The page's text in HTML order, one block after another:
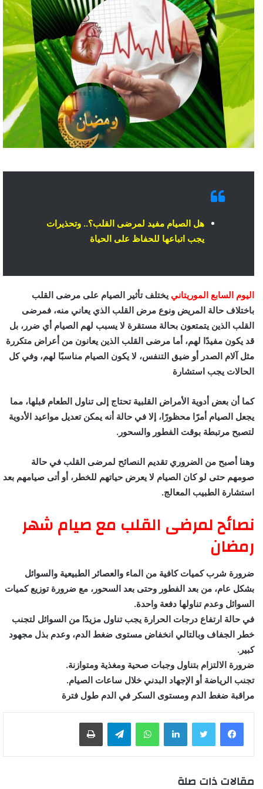
هل الصيام مفيد لمرضى القلب؟.. وتحذيرات
يجب اتباعها للحفاظ على الحياة
اليوم السابع الموريتاني يختلف تأثير الصيام على مرضى القلب
باختلاف حالة المريض ونوع مرض القلب الذي يعاني منه، فمرضى
القلب الذين يتمتعون بحالة مستقرة لا يسبب لهم الصيام أي ضرر، بل
قد يكون مفيدًا لهم، أما مرضى القلب الذين يعانون من أعراض متكررة
مثل آلام الصدر أو ضيق التنفس، لا يكون الصيام مناسبًا لهم، وفي كل
الحالات يجب استشارة
كما أن بعض أدوية الأمراض القلبية تحتاج إلى تناول الطعام قبلها، مما
يجعل الصيام أمرًا محظورًا، إلا في حالة أنه يمكن تعديل مواعيد الأدوية
لتصبح مرتبطة بوقت الفطور والسحور.
وهنا أصبح من الضروري تقديم النصائح لمرضى القلب في حالة
صومهم حتى لو كان الصيام لا يعرض حياتهم للخطر، أو أتى صيامهم بعد
استشارة الطبيب المعالج.
نصائح لمرضى القلب مع صيام شهر
رمضان
ضرورة شرب كميات كافية من الماء والعصائر الطبيعية والسوائل
بشكل عام، من بعد الفطور وحتى بعد السحور، مع ضرورة توزيع كميات
السوائل وعدم تناولها دفعة واحدة.
في حالة ارتفاع درجات الحرارة يجب تناول مزيدًا من السوائل لتجنب
خطر الجفاف وبالتالي انخفاض مستوى ضغط الدم، وعدم بذل مجهود
كبير.
ضرورة الالتزام بتناول وجبات صحية ومغذية ومتوازنة.
تجنب الرياضة أو الإجهاد البدني خلال ساعات الصيام.
مراقبة ضغط الدم ومستوى السكر في الدم طول فترة
لينكدإن واتساب
مقالات ذات صلة